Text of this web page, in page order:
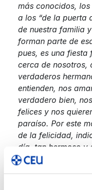
más conocidos,
a los “de la puerta
de nuestra familia
forman parte de
pues, es una fiesta
cerca de nosotros,
verdaderos
entienden, nos
verdadero bien,
felices y nos
paraíso. Por este
de la felicidad,
día, tan hermoso y
Bienaventuranzas”.